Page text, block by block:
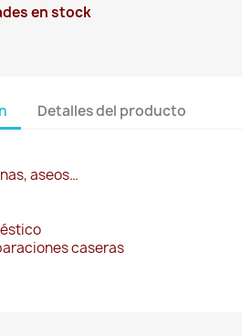
en stock
Detalles del producto
aseos…
caseras